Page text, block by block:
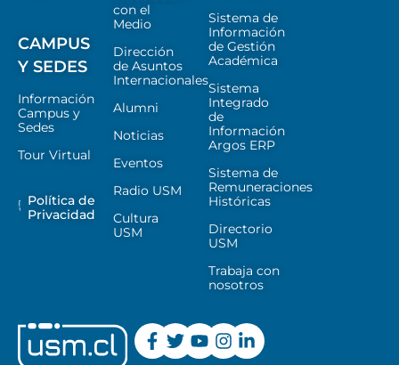
CAMPUS
Y SEDES
Información
Campus y
Sedes
Tour Virtual
Política de
Privacidad
con el
Medio
Dirección
de Asuntos
Internacionales
Alumni
Noticias
Eventos
Radio USM
Cultura
USM
Sistema de
Información
de Gestión
Académica
Sistema
Integrado
de
Información
Argos ERP
Sistema de
Remuneraciones
Históricas
Directorio
USM
Trabaja con
nosotros